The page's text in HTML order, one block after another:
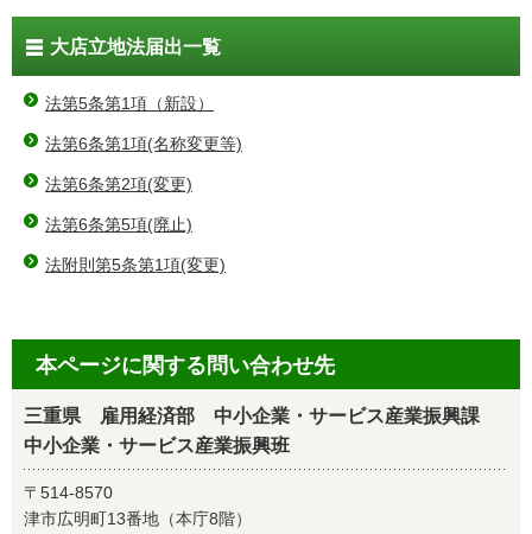
大店立地法届出一覧
法第5条第1項（新設）
法第6条第1項(名称変更等)
法第6条第2項(変更)
法第6条第5項(廃止)
法附則第5条第1項(変更)
本ページに関する問い合わせ先
三重県 雇用経済部 中小企業・サービス産業振興課
中小企業・サービス産業振興班
〒514-8570
津市広明町13番地（本庁8階）